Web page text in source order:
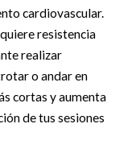
cardiovascular.
resistencia
realizar
o andar en
cortas y aumenta
de tus sesiones